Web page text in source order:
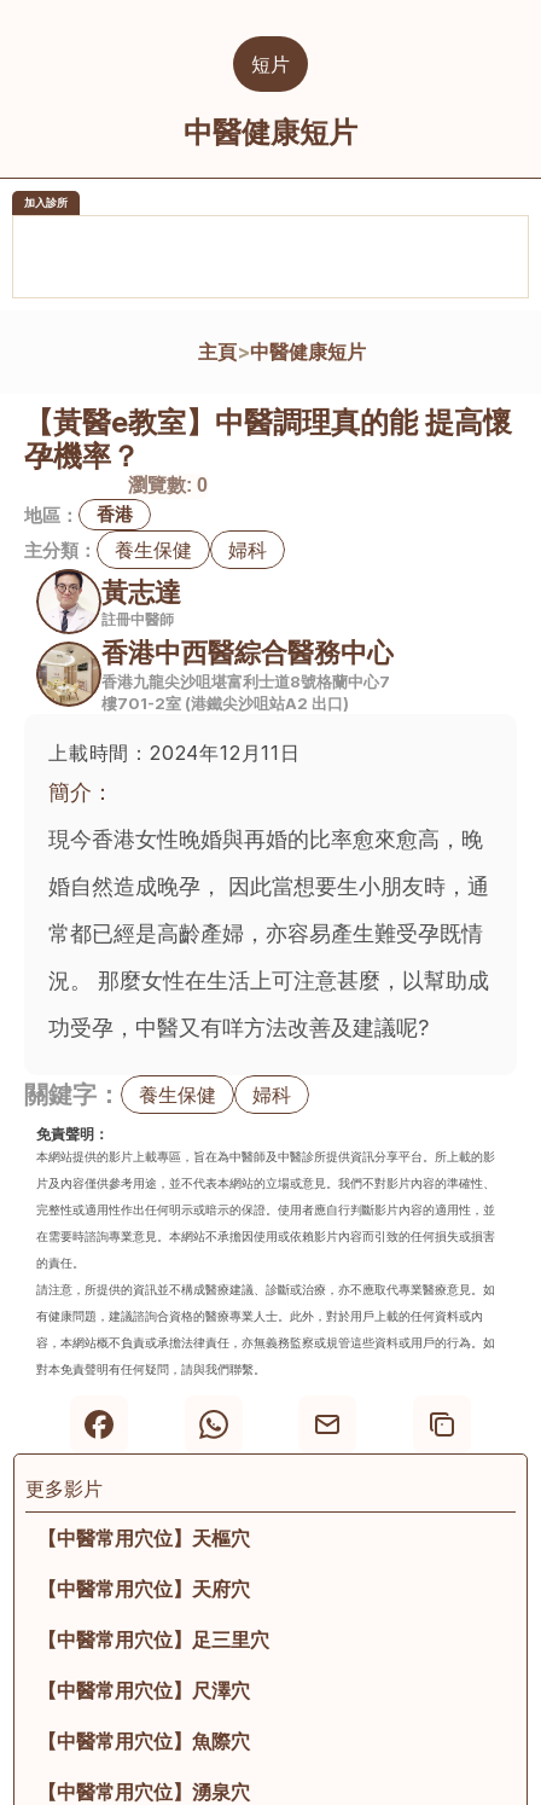
短片
中醫健康短片
加入診所
主頁>中醫健康短片
【黃醫e教室】中醫調理真的能 提高懷
孕機率？
瀏覽數: 0
地區：
香港
主分類：
養生保健 婦科
黃志達
註冊中醫師
香港中西醫綜合醫務中心
香港九龍尖沙咀堪富利士道8號格蘭中心7
樓701-2室 (港鐵尖沙咀站A2 出口)
上載時間： 2024年12月11日
簡介：
現今香港女性晚婚與再婚的比率愈來愈高，晚
婚自然造成晚孕， 因此當想要生小朋友時，通
常都已經是高齡產婦，亦容易產生難受孕既情
況。 那麼女性在生活上可注意甚麼，以幫助成
功受孕，中醫又有咩方法改善及建議呢?
關鍵字： 養生保健 婦科
免責聲明：
本網站提供的影片上載專區，旨在為中醫師及中醫診所提供資訊分享平台。所上載的影
片及內容僅供參考用途，並不代表本網站的立場或意見。我們不對影片內容的準確性、
完整性或適用性作出任何明示或暗示的保證。使用者應自行判斷影片內容的適用性，並
在需要時諮詢專業意見。本網站不承擔因使用或依賴影片內容而引致的任何損失或損害
的責任。
請注意，所提供的資訊並不構成醫療建議、診斷或治療，亦不應取代專業醫療意見。如
有健康問題，建議諮詢合資格的醫療專業人士。此外，對於用戶上載的任何資料或內
容，本網站概不負責或承擔法律責任，亦無義務監察或規管這些資料或用戶的行為。如
對本免責聲明有任何疑問，請與我們聯繫。
更多影片
【中醫常用穴位】天樞穴
【中醫常用穴位】天府穴
【中醫常用穴位】足三里穴
【中醫常用穴位】尺澤穴
【中醫常用穴位】魚際穴
【中醫常用穴位】湧泉穴